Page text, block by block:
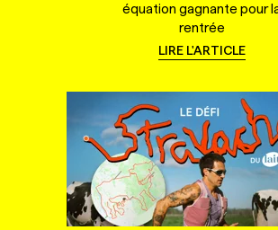
équation gagnante pour
rentrée
LIRE L'ARTICLE